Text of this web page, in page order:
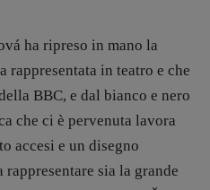
ha ripreso in mano la
rappresentata in teatro e che
BBC, e dal bianco e nero
che ci è pervenuta lavora
accesi e un disegno
sia la grande